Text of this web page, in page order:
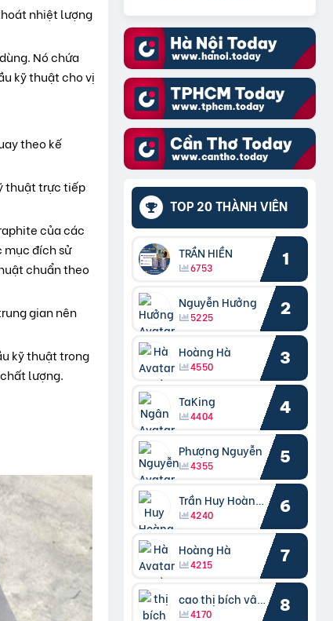
nhiệt lượng
Nó chứa
kỹ thuật cho vị
theo kế
thuật trực tiếp
của các
mục đích sử
chuẩn theo
gian nên
kỹ thuật trong
lượng.
TOP 20 THÀNH VIÊN
TRẦN HIỀN
6753 1
Nguyễn Hưởng
5225 2
Hoàng Hà
4550 3
TaKing
4404 4
Phượng Nguyễn
4355 5
Trần Huy Hoàng Bắc
4240 6
Hoàng Hà
4215 7
cao thị bích vâng kiều
4170 8